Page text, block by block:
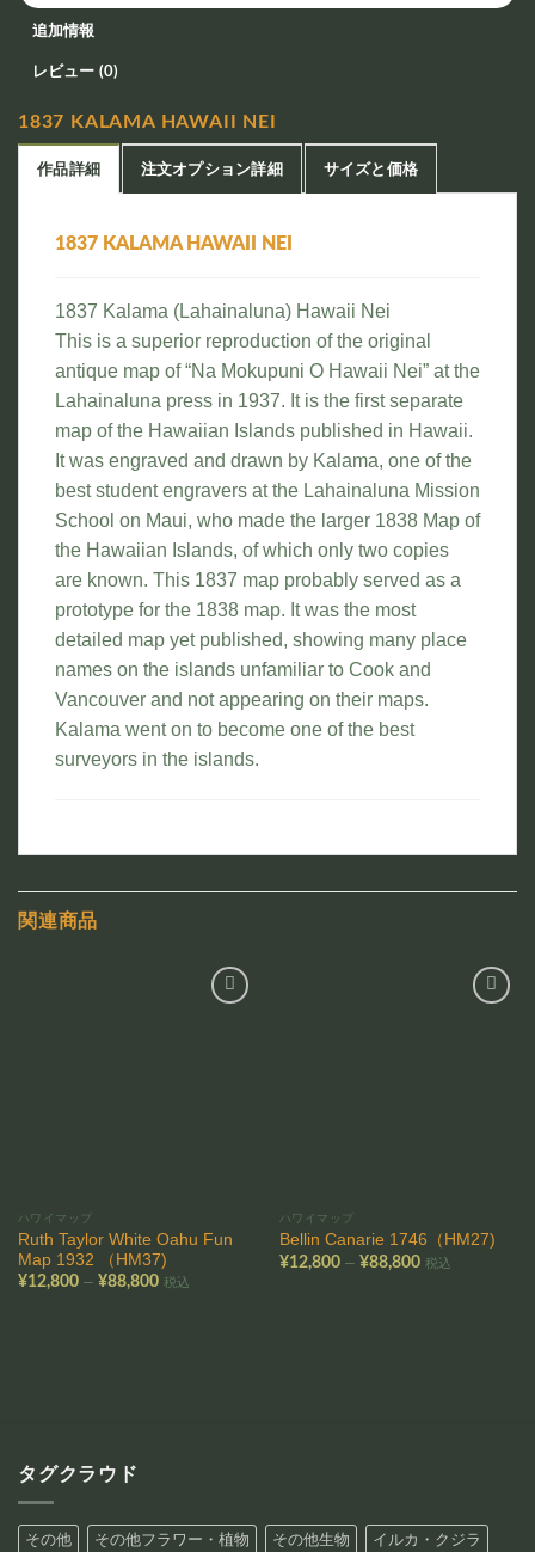
追加情報
レビュー (0)
1837 KALAMA HAWAII NEI
作品詳細 注文オプション詳細 サイズと価格
1837 KALAMA HAWAII NEI
1837 Kalama (Lahainaluna) Hawaii Nei
This is a superior reproduction of the original
antique map of “Na Mokupuni O Hawaii Nei” at the
Lahainaluna press in 1937. It is the first separate
map of the Hawaiian Islands published in Hawaii.
It was engraved and drawn by Kalama, one of the
best student engravers at the Lahainaluna Mission
School on Maui, who made the larger 1838 Map of
the Hawaiian Islands, of which only two copies
are known. This 1837 map probably served as a
prototype for the 1838 map. It was the most
detailed map yet published, showing many place
names on the islands unfamiliar to Cook and
Vancouver and not appearing on their maps.
Kalama went on to become one of the best
surveyors in the islands.
関連商品
ハワイマップ
Ruth Taylor White Oahu Fun
Map 1932 （HM37)
¥12,800 – ¥88,800価税込
ハワイマップ
Bellin Canarie 1746（HM27)
¥12,800 – ¥88,800価税込
タグクラウド
その他 その他フラワー・植物 その他生物 イルカ・クジラ